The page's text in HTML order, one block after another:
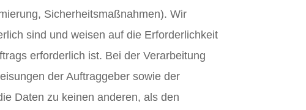
Sicherheitsmaßnahmen). Wir
sind und weisen auf die Erforderlichkeit
erforderlich ist. Bei der Verarbeitung
der Auftraggeber sowie der
Daten zu keinen anderen, als den